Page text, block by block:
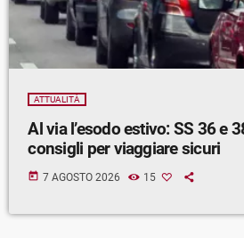
ATTUALITÀ
Al via l’esodo estivo: SS 36 e
consigli per viaggiare sicuri
today 7 AGOSTO 2026 15